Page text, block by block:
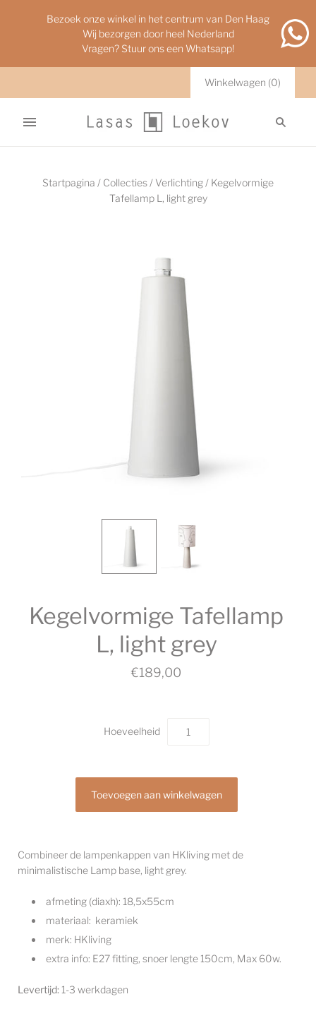
Bezoek onze winkel in het centrum van Den Haag
Wij bezorgen door heel Nederland
Vragen? Stuur ons een Whatsapp!
Winkelwagen (0)
Startpagina / Collecties / Verlichting / Kegelvormige
Tafellamp L, light grey
Kegelvormige Tafellamp
L, light grey
€189,00
Hoeveelheid
Combineer de lampenkappen van HKliving met de
minimalistische Lamp base, light grey.
afmeting (diaxh): 18,5x55cm
materiaal: keramiek
merk: HKliving
extra info: E27 fitting, snoer lengte 150cm, Max 60w.
Levertijd: 1-3 werkdagen